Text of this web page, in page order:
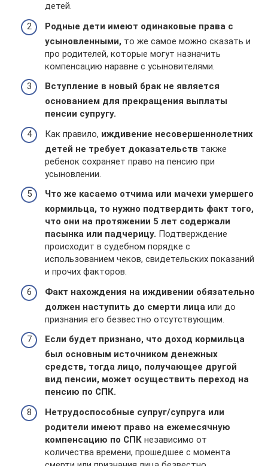
детей.
Родные дети имеют одинаковые права с
усыновленными, то же самое можно сказать и
про родителей, которые могут назначить
компенсацию наравне с усыновителями.
Вступление в новый брак не является
основанием для прекращения выплаты
пенсии супругу.
Как правило, иждивение несовершеннолетних
детей не требует доказательств также
ребенок сохраняет право на пенсию при
усыновлении.
Что же касаемо отчима или мачехи умершего
кормильца, то нужно подтвердить факт того,
что они на протяжении 5 лет содержали
пасынка или падчерицу. Подтверждение
происходит в судебном порядке с
использованием чеков, свидетельских показаний
и прочих факторов.
Факт нахождения на иждивении обязательно
должен наступить до смерти лица или до
признания его безвестно отсутствующим.
Если будет признано, что доход кормильца
был основным источником денежных
средств, тогда лицо, получающее другой
вид пенсии, может осуществить переход на
пенсию по СПК.
Нетрудоспособные супруг/супруга или
родители имеют право на ежемесячную
компенсацию по СПК независимо от
количества времени, прошедшее с момента